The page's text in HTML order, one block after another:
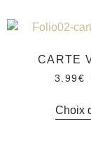
CARTE
3.99€
Choix